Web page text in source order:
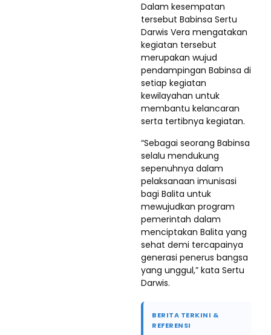
Dalam kesempatan
tersebut Babinsa Sertu
Darwis Vera mengatakan
kegiatan tersebut
merupakan wujud
pendampingan Babinsa di
setiap kegiatan
kewilayahan untuk
membantu kelancaran
serta tertibnya kegiatan.
“Sebagai seorang Babinsa
selalu mendukung
sepenuhnya dalam
pelaksanaan imunisasi
bagi Balita untuk
mewujudkan program
pemerintah dalam
menciptakan Balita yang
sehat demi tercapainya
generasi penerus bangsa
yang unggul,” kata Sertu
Darwis.
BERITA TERKINI &
REFERENSI